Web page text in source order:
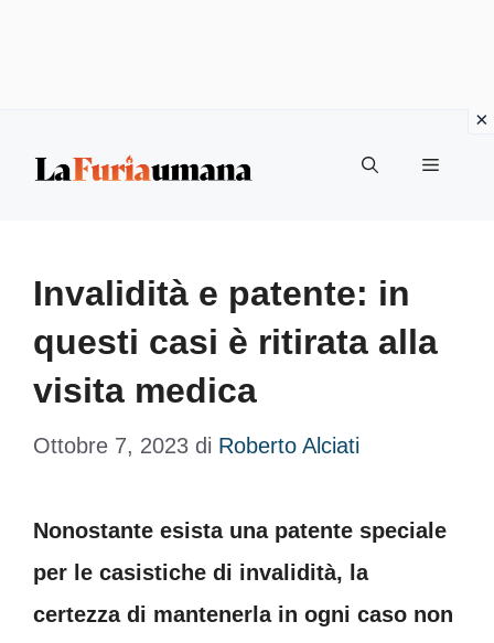
Menu
Invalidità e patente: in
questi casi è ritirata alla
visita medica
Ottobre 7, 2023 di Roberto Alciati
Nonostante esista una patente speciale
per le casistiche di invalidità, la
certezza di mantenerla in ogni caso non